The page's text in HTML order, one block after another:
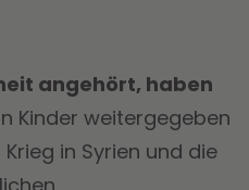
angehört, haben
Kinder weitergegeben
in Syrien und die